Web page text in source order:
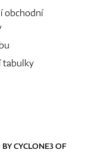
obchodní
tabulky
CYCLONE3OF